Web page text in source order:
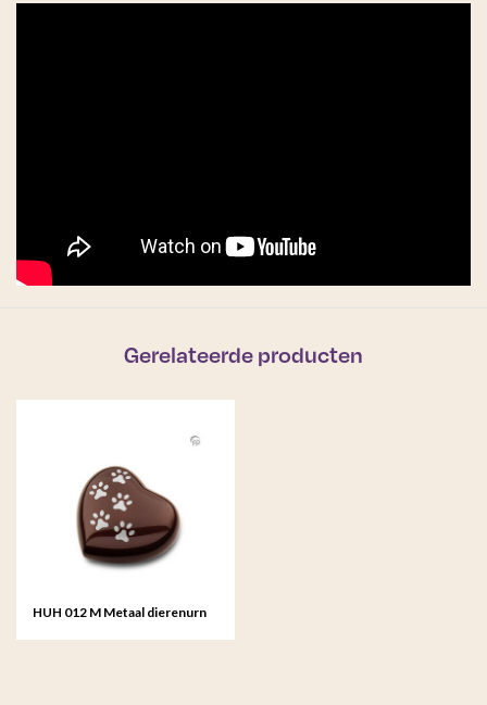
Gerelateerde producten
HUH 012 M Metaal dierenurn